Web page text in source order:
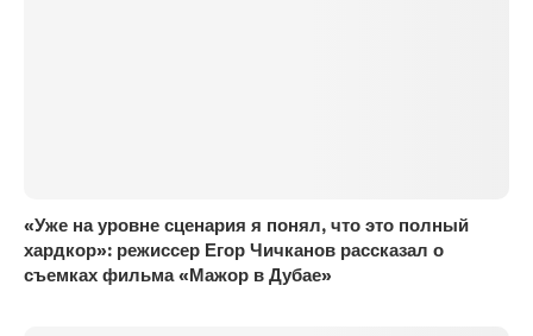
«Уже на уровне сценария я понял, что это полный
хардкор»: режиссер Егор Чичканов рассказал о
съемках фильма «Мажор в Дубае»